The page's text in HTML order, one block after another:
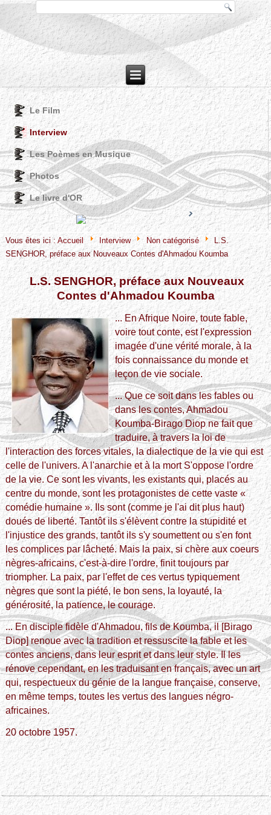
Le Film
Interview
Les Poèmes en Musique
Photos
Le livre d'OR
© FreeJoomla! 3 Modules - by VinaGecko.com
Vous êtes ici :Accueil Interview Non catégorisé
L.S.
SENGHOR, préface aux Nouveaux Contes d'Ahmadou Koumba
L.S. SENGHOR, préface aux Nouveaux
Contes d'Ahmadou Koumba
... En Afrique Noire, toute fable,
voire tout conte, est l'expression
imagée d'une vérité morale, à la
fois connaissance du monde et
leçon de vie sociale.
... Que ce soit dans les fables ou
dans les contes, Ahmadou
Koumba-Birago Diop ne fait que
traduire, à travers la loi de
l'interaction des forces vitales, la dialectique de la vie qui est
celle de l'univers. A l'anarchie et à la mort S'oppose l'ordre
de la vie. Ce sont les vivants, les existants qui, placés au
centre du monde, sont les protagonistes de cette vaste «
comédie humaine ». Ils sont (comme je l'ai dit plus haut)
doués de liberté. Tantôt ils s'élèvent contre la stupidité et
l'injustice des grands, tantôt ils s'y soumettent ou s'en font
les complices par lâcheté. Mais la paix, si chère aux coeurs
nègres-africains, c'est-à-dire l'ordre, finit toujours par
triompher. La paix, par l'effet de ces vertus typiquement
nègres que sont la piété, le bon sens, la loyauté, la
générosité, la patience, le courage.
... En disciple fidèle d'Ahmadou, fils de Koumba, il [Birago
Diop] renoue avec la tradition et ressuscite la fable et les
contes anciens, dans leur esprit et dans leur style. Il les
rénove cependant, en les traduisant en français, avec un art
qui, respectueux du génie de la langue française, conserve,
en même temps, toutes les vertus des langues négro-
africaines.
20 octobre 1957.